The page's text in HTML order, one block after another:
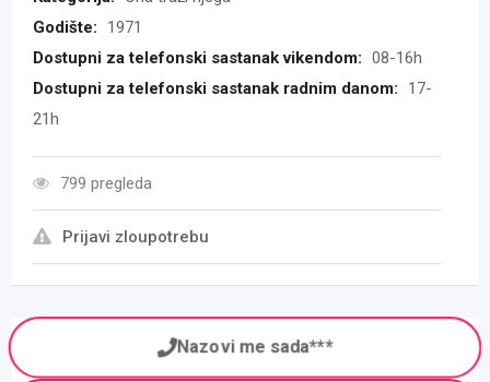
Godište:
1971
Dostupni za telefonski sastanak vikendom: 08-16h
Dostupni za telefonski sastanak radnim danom:
17-
21h
799 pregleda
Prijavi zloupotrebu
Nazovi me sada***